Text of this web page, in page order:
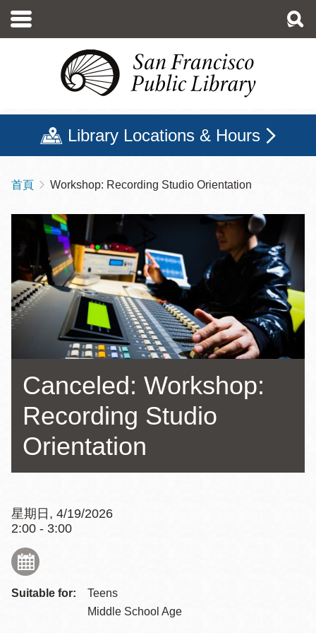
至
Library Locations & Hours
導
航
結
首頁 Workshop: Recording Studio Orientation
Canceled: Workshop:
Recording Studio
Orientation
星期日, 4/19/2026
2:00 - 3:00
Suitable for:
Teens
Middle School Age